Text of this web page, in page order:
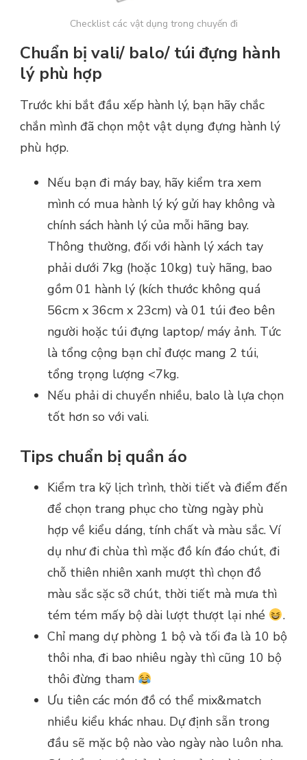
Checklist các vật dụng trong chuyến đi
Chuẩn bị vali/ balo/ túi đựng hành
lý phù hợp
Trước khi bắt đầu xếp hành lý, bạn hãy chắc
chắn mình đã chọn một vật dụng đựng hành lý
phù hợp.
Nếu bạn đi máy bay, hãy kiểm tra xem
mình có mua hành lý ký gửi hay không và
chính sách hành lý của mỗi hãng bay.
Thông thường, đối với hành lý xách tay
phải dưới 7kg (hoặc 10kg) tuỳ hãng, bao
gồm 01 hành lý (kích thước không quá
56cm x 36cm x 23cm) và 01 túi đeo bên
người hoặc túi đựng laptop/ máy ảnh. Tức
là tổng cộng bạn chỉ được mang 2 túi,
tổng trọng lượng <7kg.
Nếu phải di chuyển nhiều, balo là lựa chọn
tốt hơn so với vali.
Tips chuẩn bị quần áo
Kiểm tra kỹ lịch trình, thời tiết và điểm đến
để chọn trang phục cho từng ngày phù
hợp về kiểu dáng, tính chất và màu sắc. Ví
dụ như đi chùa thì mặc đồ kín đáo chút, đi
chỗ thiên nhiên xanh mượt thì chọn đồ
màu sắc sặc sỡ chút, thời tiết mà mưa thì
tém tém mấy bộ dài lượt thượt lại nhé
.
Chỉ mang dự phòng 1 bộ và tối đa là 10 bộ
thôi nha, đi bao nhiêu ngày thì cũng 10 bộ
thôi đừng tham
Ưu tiên các món đồ có thể mix&match
nhiều kiểu khác nhau. Dự định sẵn trong
đầu sẽ mặc bộ nào vào ngày nào luôn nha.